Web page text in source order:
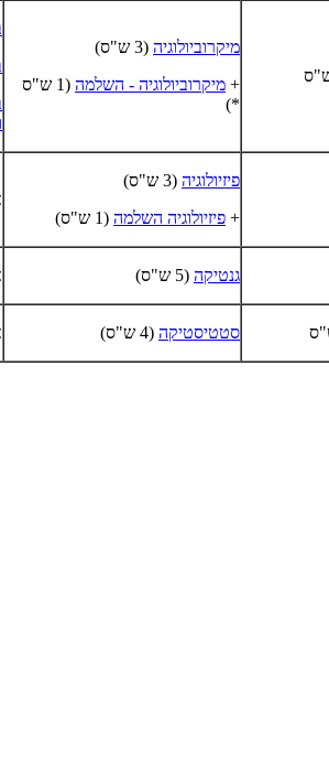
מיקרוביולוגיה (3 ש"ס)
+ מיקרוביולוגיה - השלמה
(1 ש"ס
*)
פיזיולוגיה (3 ש"ס)
+ פיזיולוגיה השלמה (1 ש"ס)
גנטיקה (5 ש"ס)
סטטיסטיקה (4 ש"ס)